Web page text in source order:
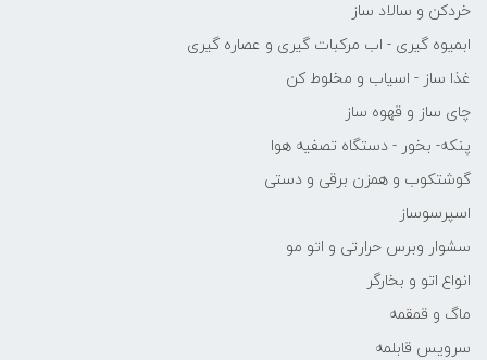
خردکن و سالاد ساز
ابمیوه گیری - اب مرکبات گیری و عصاره گیری
غذا ساز - اسیاب و مخلوط کن
چای ساز و قهوه ساز
پنکه- بخور - دستگاه تصفیه هوا
گوشتکوب و همزن برقی و دستی
اسپرسوساز
سشوار وبرس حرارتی و اتو مو
انواع اتو و بخارگر
ماگ و قمقمه
سرویس قابلمه